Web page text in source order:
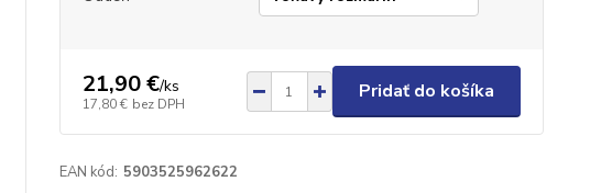
21,90 €/ks
17,80 € bez DPH
Pridať do košíka
EAN kód: 5903525962622